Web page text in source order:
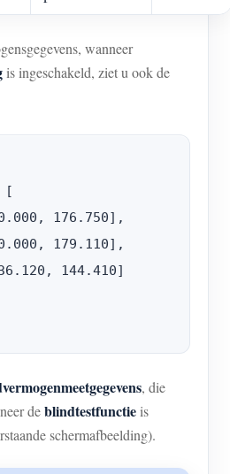
wanneer
is ingeschakeld, ziet u ook de
[
176.750],
179.110],
144.410]
, die
deblindtestfunctie is
schermafbeelding).